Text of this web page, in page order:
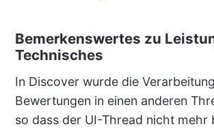
Bemerkenswertes zu
Technisches
In Discover wurde die
Bewertungen in einen anderen
so dass der UI-Thread nicht mehr